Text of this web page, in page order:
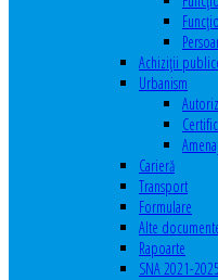
Achiziţii
Urbanism
Carieră
Transport
Formulare
Alte
Rapoarte
SNA 2021-2025